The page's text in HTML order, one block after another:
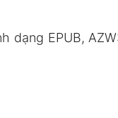
dạng EPUB,